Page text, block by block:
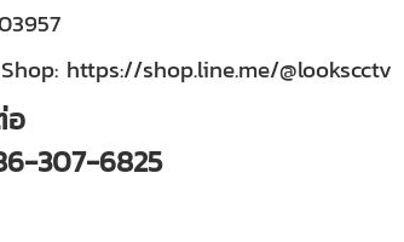
https://shop.line.me/@lookscctv
อ
307-6825